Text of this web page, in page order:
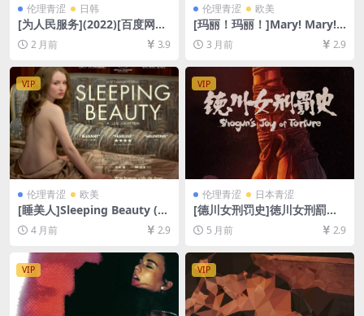
伦理青涩 日韩
[为人民服务](2022)[百度网盘
+迅雷云盘1080P超清未删减
资源][网盘下载][MP4/9GB]
线播放，请使用电脑下载防和
谐压缩包（含解压密码）】
2 月前 3.9
伦理青涩 欧美
[玛丽！玛丽！]Mary! Mary!
(1977)[百度网盘+夸克网盘10
80P超清未删减资源][网盘下
机/平板无法在线播放，请使用
电脑下载防和谐压缩包（含解
压密码）】
3 月前 2.9
VIP
伦理青涩 欧美
[睡美人]Sleeping Beauty (20
11)[百度网盘+夸克网盘1080P
超清未删减资源][网盘在线播
放/下载][MP4/6.8GB][中英字
幕]
4 月前 2.9
VIP
伦理青涩 日本青涩
[德川女刑罚史]徳川女刑罰史
(1963)[百度网盘+夸克网盘10
80P超清未删减资源][网盘在
线播放/下载][MP4/6.6GB][中
文字幕]
5 月前 2.9
VIP VIP